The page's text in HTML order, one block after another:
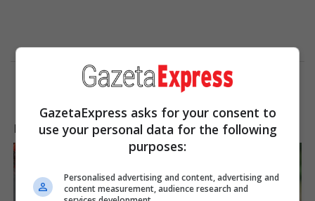
LAJME NGA INTERNETI
GazetaExpress asks for your consent to
use your personal data for the following
purposes:
Personalised advertising and content, advertising and
content measurement, audience research and